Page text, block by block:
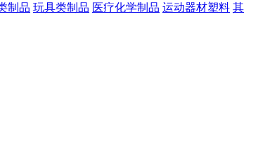
制品 玩具类制品 医疗化学制品 运动器材塑料 其